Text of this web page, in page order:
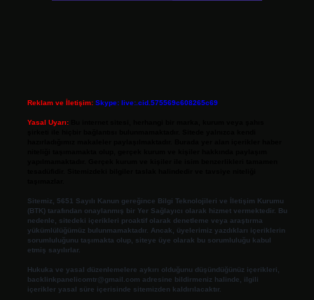
Reklam ve İletişim: Skype: live:.cid.575569c608265c69
Yasal Uyarı:
Sitemiz, 5651 Sayılı Kanun gereğince Bilgi Teknolojileri ve İletişim Kurumu
(BTK) tarafından onaylanmış bir Yer Sağlayıcı olarak hizmet vermektedir. Bu
nedenle, sitedeki içerikleri proaktif olarak denetleme veya araştırma
yükümlülüğümüz bulunmamaktadır. Ancak, üyelerimiz yazdıkları içeriklerin
sorumluluğunu taşımakta olup, siteye üye olarak bu sorumluluğu kabul
etmiş sayılırlar.
Hukuka ve yasal düzenlemelere aykırı olduğunu düşündüğünüz içerikleri,
backlinkpanelicomtr@gmail.com adresine bildirmeniz halinde, ilgili
içerikler yasal süre içerisinde sitemizden kaldırılacaktır.